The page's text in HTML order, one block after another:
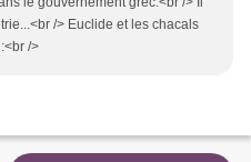
/> Euclide et les chacals
/>